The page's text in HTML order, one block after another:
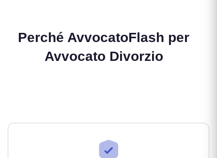
Perché AvvocatoFlash per
Avvocato Divorzio